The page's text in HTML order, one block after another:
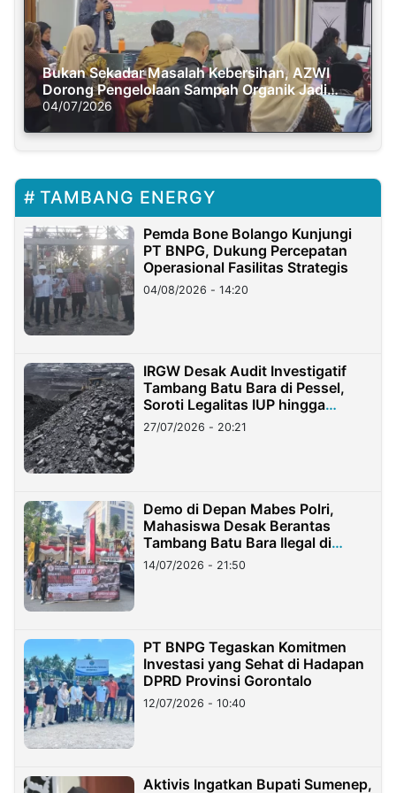
Bukan Sekadar Masalah Kebersihan, AZWI
Dorong Pengelolaan Sampah Organik Jadi
Solusi Krisis Iklim
04/07/2026
TAMBANG ENERGY
Pemda Bone Bolango Kunjungi
PT BNPG, Dukung Percepatan
Operasional Fasilitas Strategis
04/08/2026 - 14:20
IRGW Desak Audit Investigatif
Tambang Batu Bara di Pessel,
Soroti Legalitas IUP hingga
Stockpile
27/07/2026 - 20:21
Demo di Depan Mabes Polri,
Mahasiswa Desak Berantas
Tambang Batu Bara Ilegal di
Lampung
14/07/2026 - 21:50
PT BNPG Tegaskan Komitmen
Investasi yang Sehat di Hadapan
DPRD Provinsi Gorontalo
12/07/2026 - 10:40
Aktivis Ingatkan Bupati Sumenep,